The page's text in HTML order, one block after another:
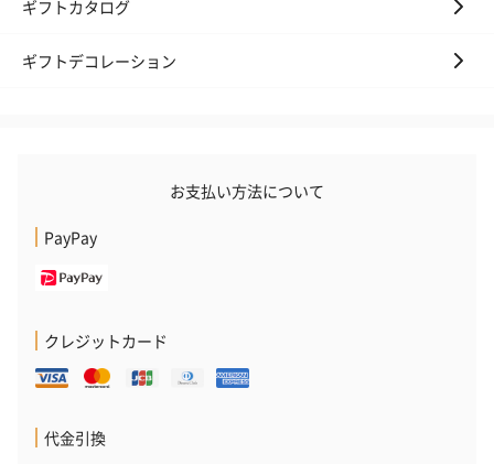
（1,122円）
わり）（1,880円）
ギフトカタログ
ギフトデコレーション
お支払い方法について
PayPay
クレジットカード
代金引換